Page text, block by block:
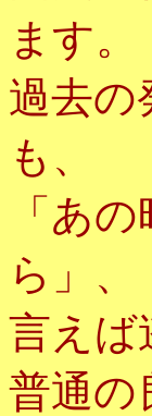
ます。
過去の
も、
「あ
ら」
言えば
普通の